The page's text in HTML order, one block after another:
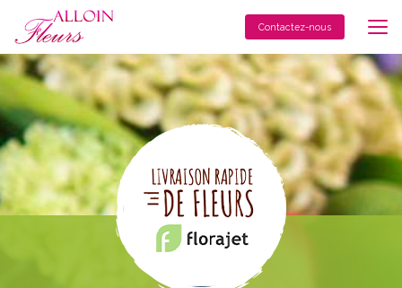
contenu
principal
Contactez-nous